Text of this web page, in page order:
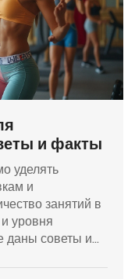
и факты
уделять
и
занятий в
уровня
даны советы и
о том, как